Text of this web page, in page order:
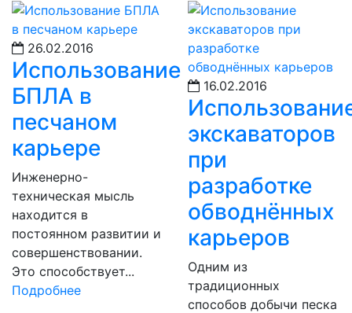
26.02.2016
Использование
БПЛА в
песчаном
карьере
Инженерно-
техническая мысль
находится в
постоянном развитии и
совершенствовании.
Это способствует...
Подробнее
16.02.2016
экскаваторов
при
разработке
обводнённых
карьеров
Одним из
традиционных
способов добычи песка